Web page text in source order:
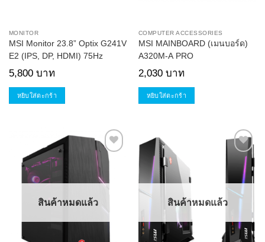
MONITOR
MSI Monitor 23.8” Optix G241V
E2 (IPS, DP, HDMI) 75Hz
5,800 บาท
หยิบใส่ตะกร้า
COMPUTER ACCESSORIES
MSI MAINBOARD (เมนบอร์ด)
A320M-A PRO
2,030 บาท
หยิบใส่ตะกร้า
Add to
สินค้าหมดแล้ว
Add to
Wishlist
สินค้าหมดแล้ว